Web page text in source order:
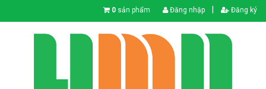
0 sản phẩm Đăng nhập Đăng ký